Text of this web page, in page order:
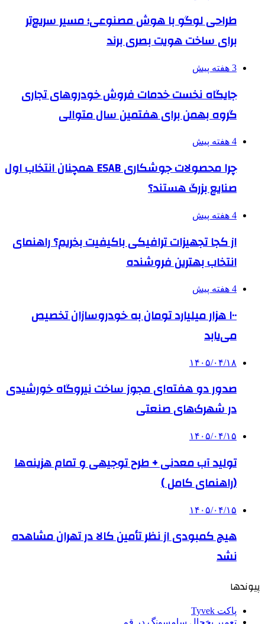
طراحی لوگو با هوش مصنوعی؛ مسیر سریع‌تر
برای ساخت هویت بصری برند
3 هفته پیش
جایگاه نخست خدمات فروش خودروهای تجاری
گروه بهمن برای هفتمین سال متوالی
4 هفته پیش
چرا محصولات جوشکاری ESAB همچنان انتخاب اول
صنایع بزرگ هستند؟
4 هفته پیش
از کجا تجهیزات ترافیکی باکیفیت بخریم؟ راهنمای
انتخاب بهترین فروشنده
4 هفته پیش
۱۰۰ هزار میلیارد تومان به خودروسازان تخصیص
می‌یابد
۱۴۰۵/۰۴/۱۸
صدور دو هفته‌ای مجوز ساخت نیروگاه خورشیدی
در شهرک‌های صنعتی
۱۴۰۵/۰۴/۱۵
تولید آب معدنی + طرح توجیهی و تمام هزینه‌ها
(راهنمای کامل )
۱۴۰۵/۰۴/۱۵
هیچ کمبودی از نظر تأمین کالا در تهران مشاهده
نشد
پیوندها
پاکت Tyvek
تعمیر یخچال سامسونگ در قم